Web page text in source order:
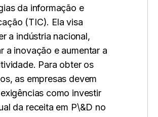
da informação e
(TIC). Ela visa
a indústria nacional,
a inovação e aumentar a
Para obter os
as empresas devem
como investir
da receita em P\&D no